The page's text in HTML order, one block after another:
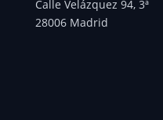
Calle Velázquez 94, 3ª
28006 Madrid